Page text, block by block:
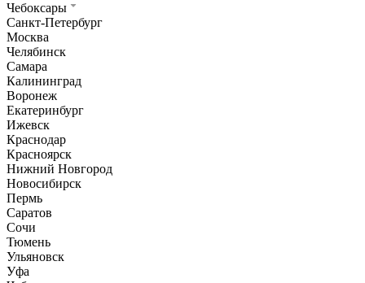
Чебоксары
Санкт-Петербург
Москва
Челябинск
Самара
Калининград
Воронеж
Екатеринбург
Ижевск
Краснодар
Красноярск
Нижний Новгород
Новосибирск
Пермь
Саратов
Сочи
Тюмень
Ульяновск
Уфа